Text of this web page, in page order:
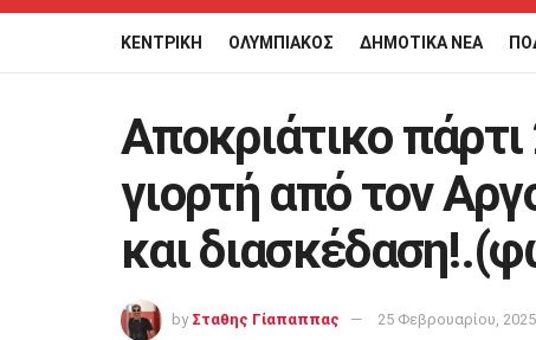
ΚΕΝΤΡΙΚΗ ΟΛΥΜΠΙΑΚΟΣ ΔΗΜΟΤΙΚΑ ΝΕΑ
Αποκριάτικο
γιορτή από τον
και
by Σταθης Γίαπαππας 25 Φεβρουαρίου, 2025